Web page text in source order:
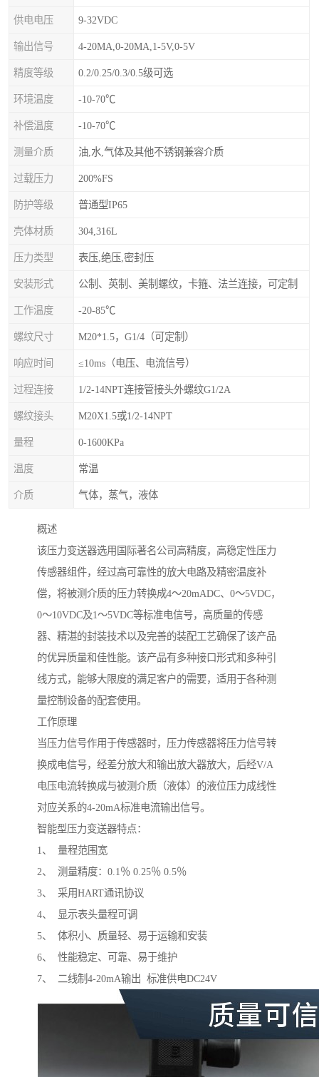
供电电压 9-32VDC
输出信号 4-20MA,0-20MA,1-5V,0-5V
精度等级 0.2/0.25/0.3/0.5级可选
环境温度 -10-70℃
补偿温度 -10-70℃
测量介质 油,水,气体及其他不锈钢兼容介质
过载压力 200%FS
防护等级 普通型IP65
壳体材质 304,316L
压力类型 表压,绝压,密封压
安装形式 公制、英制、美制螺纹，卡箍、法兰连接，可定制
工作温度 -20-85℃
螺纹尺寸 M20*1.5，G1/4（可定制）
响应时间 ≤10ms（电压、电流信号）
过程连接 1/2-14NPT连接管接头外螺纹G1/2A
螺纹接头 M20X1.5或1/2-14NPT
量程 0-1600KPa
温度 常温
介质 气体，蒸气，液体
概述
该压力变送器选用国际著名公司高精度，高稳定性压力
传感器组件，经过高可靠性的放大电路及精密温度补
偿，将被测介质的压力转换成4～20mADC、0～5VDC，
0～10VDC及1～5VDC等标准电信号，高质量的传感
器、精湛的封装技术以及完善的装配工艺确保了该产品
的优异质量和佳性能。该产品有多种接口形式和多种引
线方式，能够大限度的满足客户的需要，适用于各种测
量控制设备的配套使用。
工作原理
当压力信号作用于传感器时，压力传感器将压力信号转
换成电信号，经差分放大和输出放大器放大，后经V/A
电压电流转换成与被测介质（液体）的液位压力成线性
对应关系的4-20mA标准电流输出信号。
智能型压力变送器特点：
1、 量程范围宽
2、 测量精度：0.1％ 0.25％ 0.5％
3、 采用HART通讯协议
4、 显示表头量程可调
5、 体积小、质量轻、易于运输和安装
6、 性能稳定、可靠、易于维护
7、 二线制4-20mA输出 标准供电DC24V